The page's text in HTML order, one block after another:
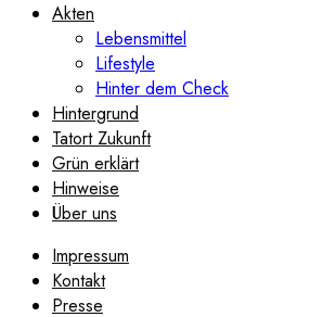
Akten
Lebensmittel
Lifestyle
Hinter dem Check
Hintergrund
Tatort Zukunft
Grün erklärt
Hinweise
Über uns
Impressum
Kontakt
Presse